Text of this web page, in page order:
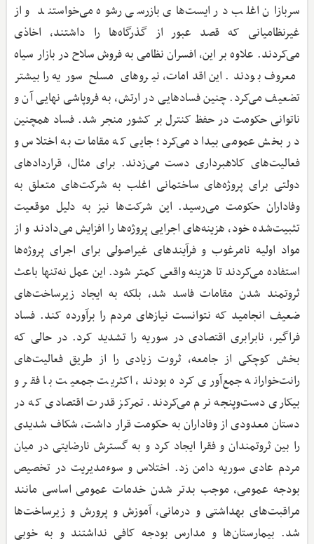
سربازان اغلب در ایست‌های بازرسی رشوه می‌خواستند و از
غیرنظامیانی که قصد عبور از گذرگاه‌ها را داشتند، اخاذی
می‌کردند. علاوه بر این، افسران نظامی به فروش سلاح در بازار سیاه
معروف بودند. این اقدامات، نیروهای مسلح سوریه را بیشتر
تضعیف می‌کرد. چنین فسادهایی در ارتش، به فروپاشی نهایی آن و
ناتوانی حکومت در حفظ کنترل بر کشور منجر شد. فساد همچنین
در بخش عمومی بیداد می‌کرد؛ جایی که مقامات به اختلاس و
فعالیت‌های کلاهبرداری دست می‌زدند. برای مثال، قراردادهای
دولتی برای پروژه‌های ساختمانی اغلب به شرکت‌های متعلق به
وفاداران حکومت می‌رسید. این شرکت‌ها نیز به دلیل موقعیت
تثبیت‌شده خود، هزینه‌های اجرایی پروژه‌ها را افزایش می‌دادند و از
مواد اولیه نامرغوب و فرآیندهای غیراصولی برای اجرای پروژه‌ها
استفاده می‌کردند تا هزینه واقعی کمتر شود. این عمل نه‌تنها باعث
ثروتمند شدن مقامات فاسد شد، بلکه به ایجاد زیرساخت‌های
ضعیف انجامید که نتوانست نیازهای مردم را برآورده کند. فساد
فراگیر، نابرابری اقتصادی در سوریه را تشدید کرد. در حالی که
بخش کوچکی از جامعه، ثروت زیادی را از طریق فعالیت‌های
رانت‌خوارانه جمع‌آوری کرده بودند، اکثریت جمعیت با فقر و
بیکاری دست‌وپنجه نرم می‌کردند. تمرکز قدرت اقتصادی که در
دستان معدودی از وفاداران به حکومت قرار داشت، شکاف شدیدی
را بین ثروتمندان و فقرا ایجاد کرد و به گسترش نارضایتی در میان
مردم عادی سوریه دامن زد. اختلاس و سوءمدیریت در تخصیص
بودجه عمومی، موجب بدتر شدن خدمات عمومی اساسی مانند
مراقبت‌های بهداشتی و درمانی، آموزش و پرورش و زیرساخت‌ها
شد. بیمارستان‌ها و مدارس بودجه کافی نداشتند و به خوبی